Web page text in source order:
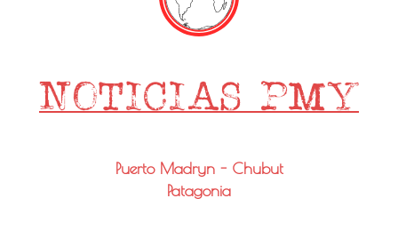
Puerto Madryn - Chubut
Patagonia